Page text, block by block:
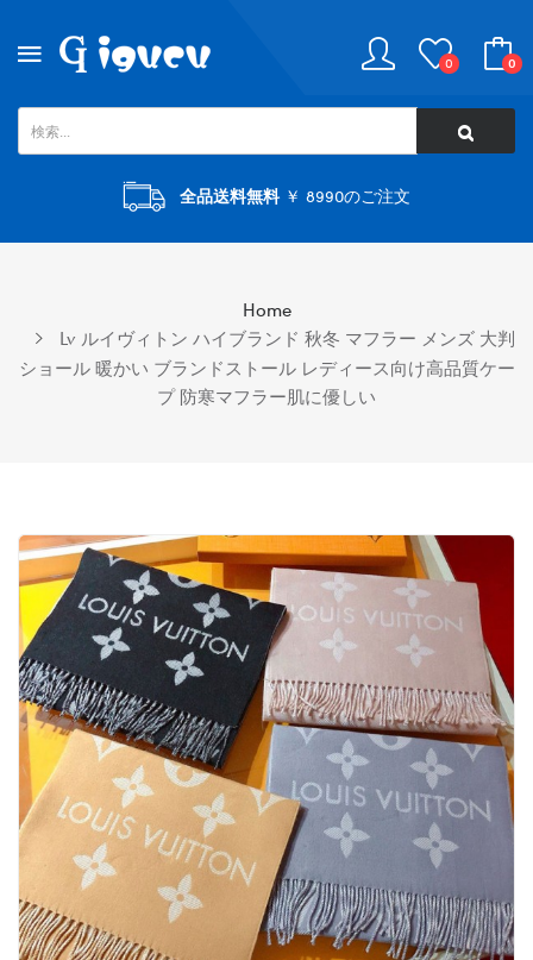
0 0
全品送料無料￥ 8990のご注文
Home
Lv ルイヴィトン ハイブランド 秋冬 マフラー メンズ 大判
ショール 暖かい ブランドストール レディース向け高品質ケー
プ 防寒マフラー肌に優しい